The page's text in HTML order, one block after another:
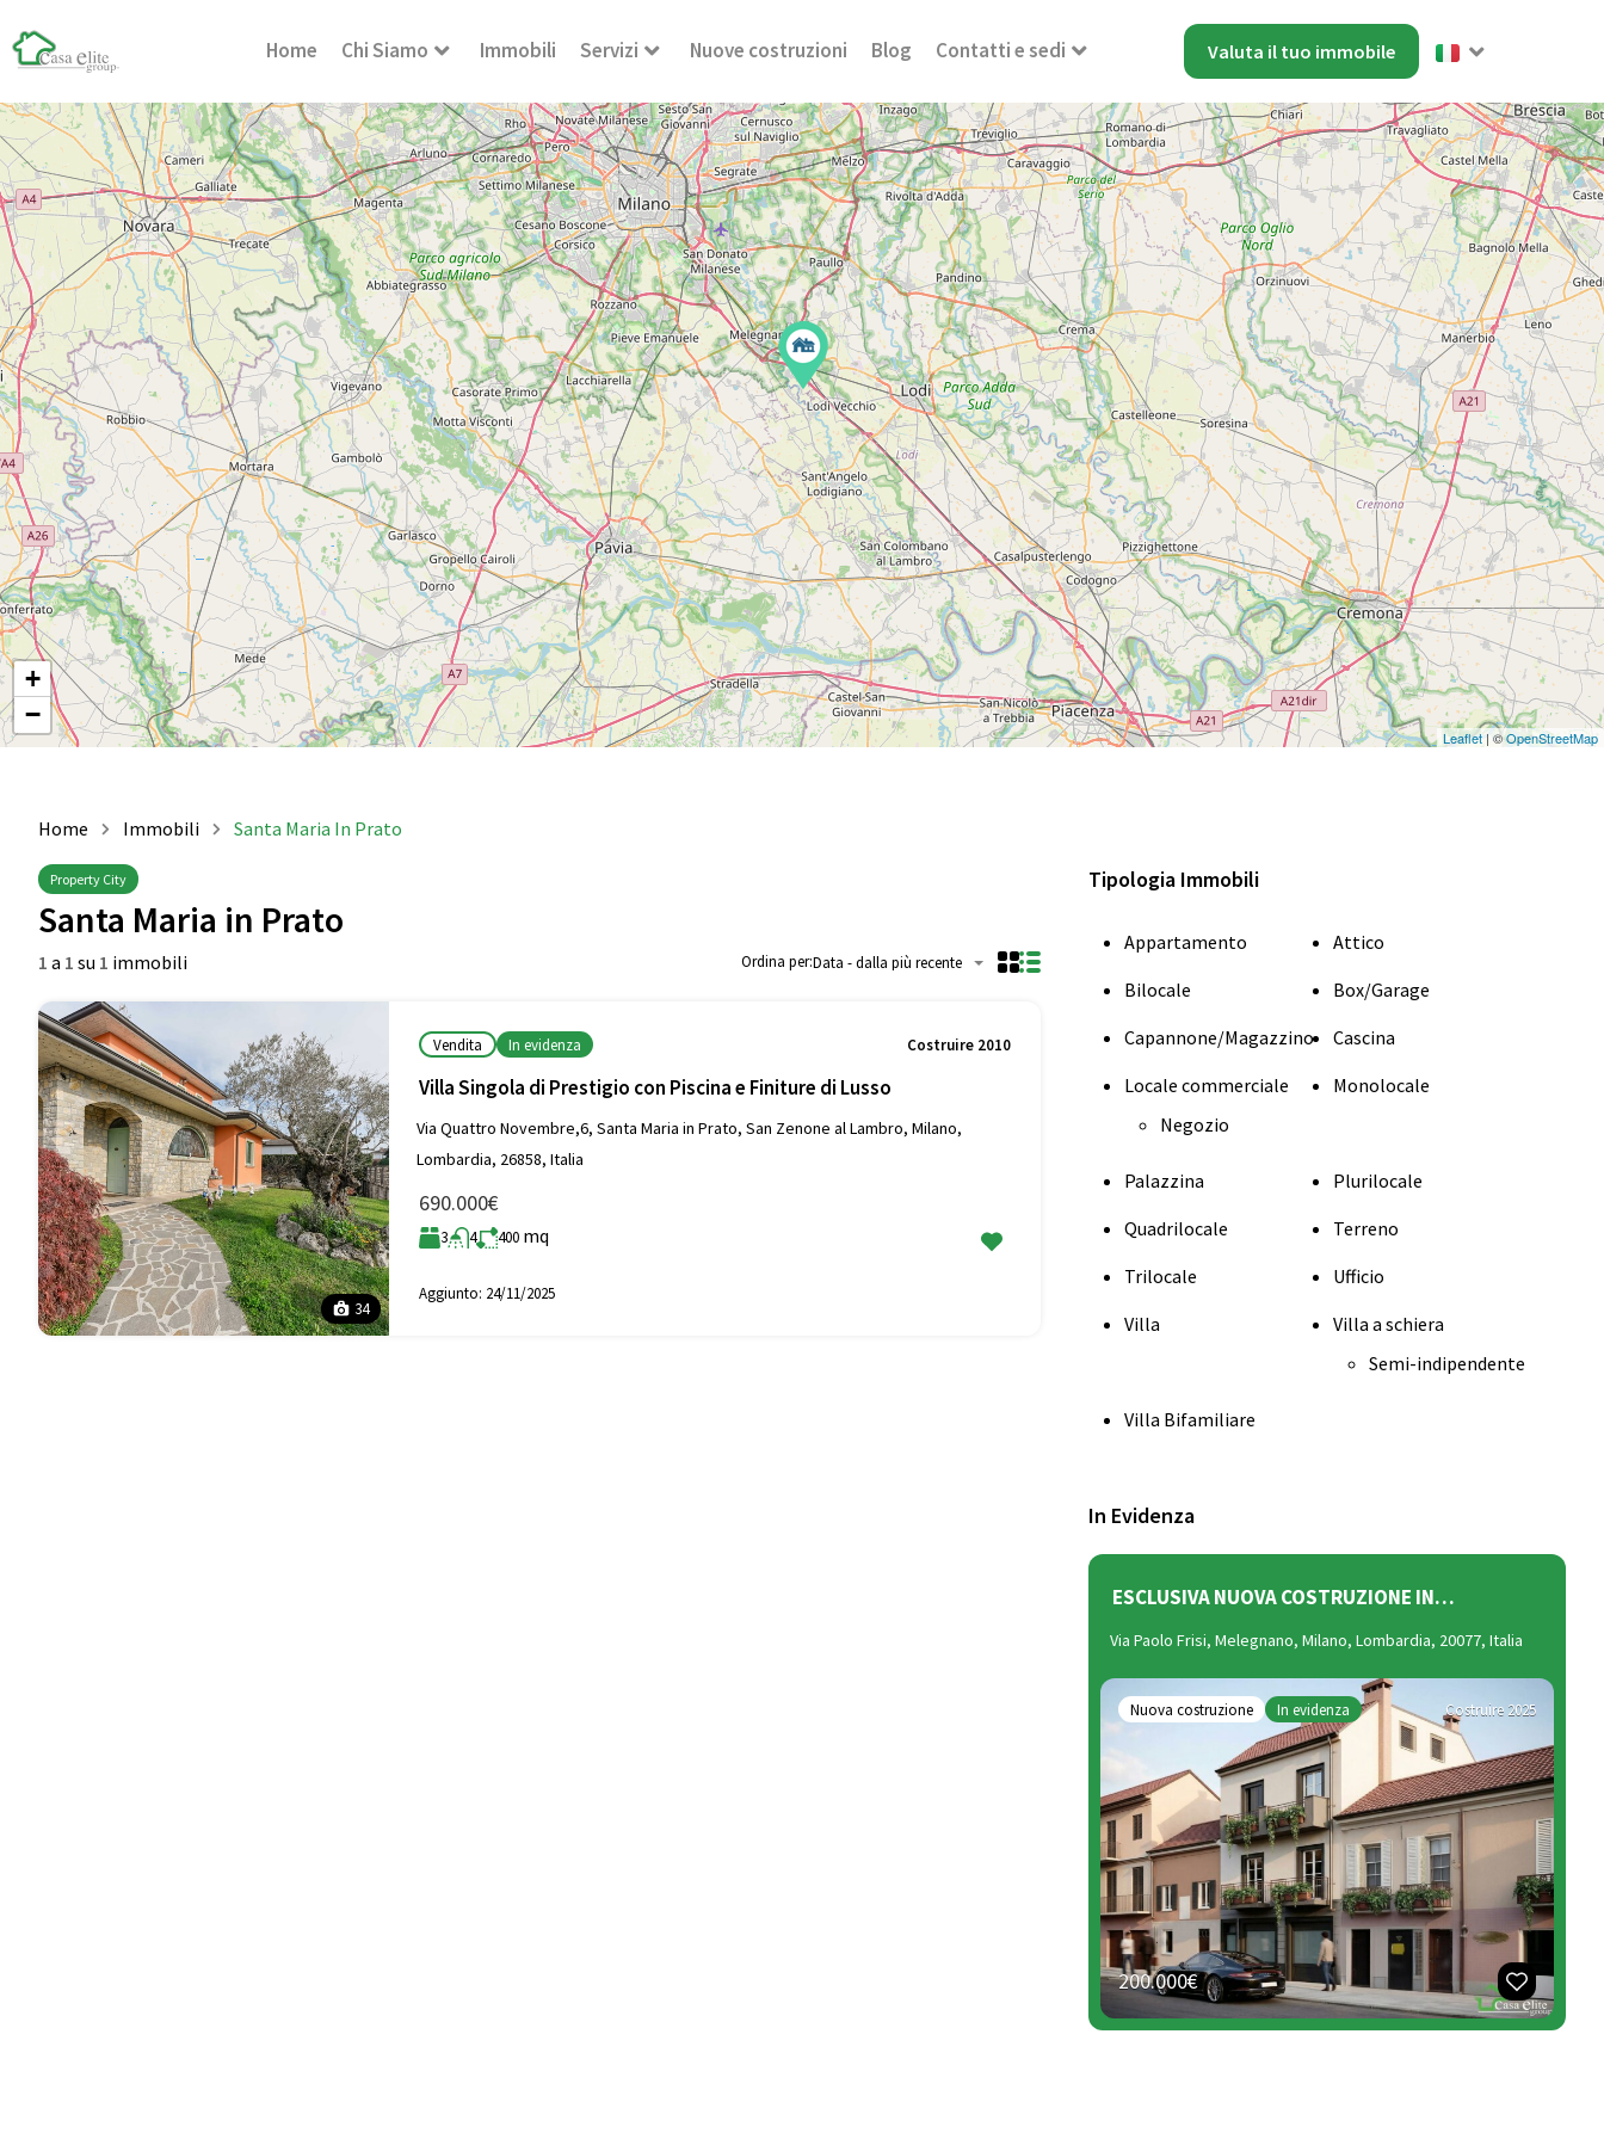
Home Chi Siamo Immobili Servizi Nuove costruzioni Blog Contatti e sedi Valuta il tuo immobile
+
−
Leaflet | ©OpenStreetMap
Home Immobili Santa Maria In Prato
Property City
Santa Maria in Prato
1 a 1 su 1 immobili Ordina per:Data - dalla più recente
34
Vendita In evidenza Costruire 2010
Villa Singola di Prestigio con Piscina e Finiture di Lusso
Via Quattro Novembre,6, Santa Maria in Prato, San Zenone al Lambro, Milano,
Lombardia, 26858, Italia
690.000€
3 4 400 mq
Aggiunto: 24/11/2025
Tipologia Immobili
Appartamento
Attico
Bilocale
Box/Garage
Capannone/Magazzino
Cascina
Locale commerciale
Negozio
Monolocale
Palazzina
Plurilocale
Quadrilocale
Terreno
Trilocale
Ufficio
Villa
Villa a schiera
Semi-indipendente
Villa Bifamiliare
In Evidenza
ESCLUSIVA NUOVA COSTRUZIONE IN…
Via Paolo Frisi, Melegnano, Milano, Lombardia, 20077, Italia
Nuova costruzione In evidenza Costruire 2025
200.000€